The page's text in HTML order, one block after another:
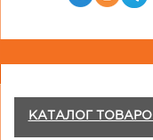
КАТАЛОГ